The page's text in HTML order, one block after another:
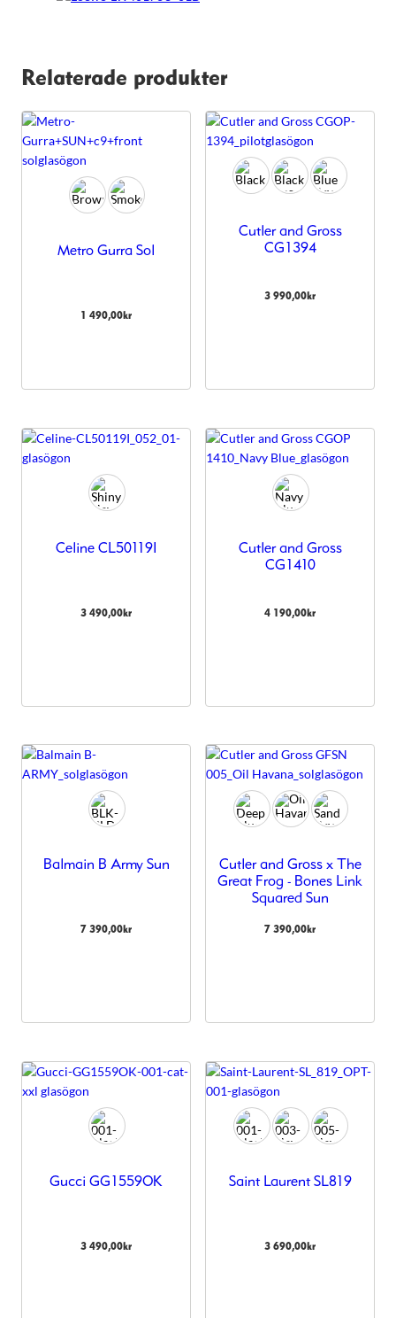
Relaterade produkter
Metro Gurra Sol
1 490,00kr
Cutler and Gross
CG1394
3 990,00kr
Celine CL50119I
3 490,00kr
Cutler and Gross
CG1410
4 190,00kr
Balmain B Army Sun
7 390,00kr
Cutler and Gross x The
Great Frog - Bones Link
Squared Sun
7 390,00kr
Gucci GG1559OK
3 490,00kr
Saint Laurent SL819
3 690,00kr